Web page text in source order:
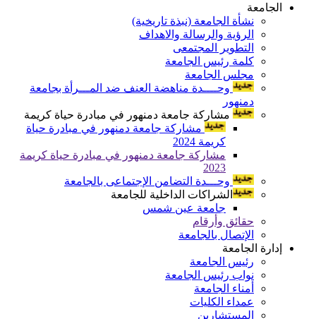
الجامعة
نشأة الجامعة (نبذة تاريخية)
الرؤية والرسالة والاهداف
التطوير المجتمعى
كلمة رئيس الجامعة
مجلس الجامعة
وحــــدة مناهضة العنف ضد المـــرأة بجامعة
دمنهور
مشاركة جامعة دمنهور في مبادرة حياة كريمة
مشاركة جامعة دمنهور في مبادرة حياة
كريمة 2024
مشاركة جامعة دمنهور في مبادرة حياة كريمة
2023
وحـــدة التضامن الإجتماعى بالجامعة
الشراكات الداخلية للجامعة
جامعة عين شمس
حقائق وأرقام
الإتصال بالجامعة
إدارة الجامعة
رئيس الجامعة
نواب رئيس الجامعة
أمناء الجامعة
عمداء الكليات
المستشارين